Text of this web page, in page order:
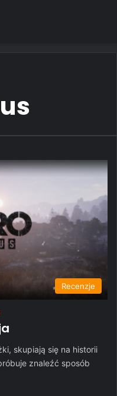
Recenzje
skupiają się na historii
znaleźć sposób